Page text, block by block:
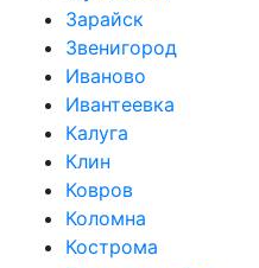
Зарайск
Звенигород
Иваново
Ивантеевка
Калуга
Клин
Ковров
Коломна
Кострома